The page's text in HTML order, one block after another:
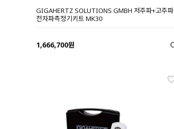
GIGAHERTZ SOLUTIONS GMBH 저주파+고주파
전자파측정기키트 MK30
1,666,700원